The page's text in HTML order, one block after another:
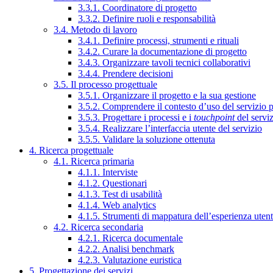
3.3.1. Coordinatore di progetto
3.3.2. Definire ruoli e responsabilità
3.4. Metodo di lavoro
3.4.1. Definire processi, strumenti e rituali
3.4.2. Curare la documentazione di progetto
3.4.3. Organizzare tavoli tecnici collaborativi
3.4.4. Prendere decisioni
3.5. Il processo progettuale
3.5.1. Organizzare il progetto e la sua gestione
3.5.2. Comprendere il contesto d’uso del servizio
3.5.3. Progettare i processi e i touchpointdel
3.5.4. Realizzare l’interfaccia utente del servizio
3.5.5. Validare la soluzione ottenuta
4. Ricerca progettuale
4.1. Ricerca primaria
4.1.1. Interviste
4.1.2. Questionari
4.1.3. Test di usabilità
4.1.4. Web analytics
4.1.5. Strumenti di mappatura dell’esperienza
4.2. Ricerca secondaria
4.2.1. Ricerca documentale
4.2.2. Analisi benchmark
4.2.3. Valutazione euristica
5. Progettazione dei servizi